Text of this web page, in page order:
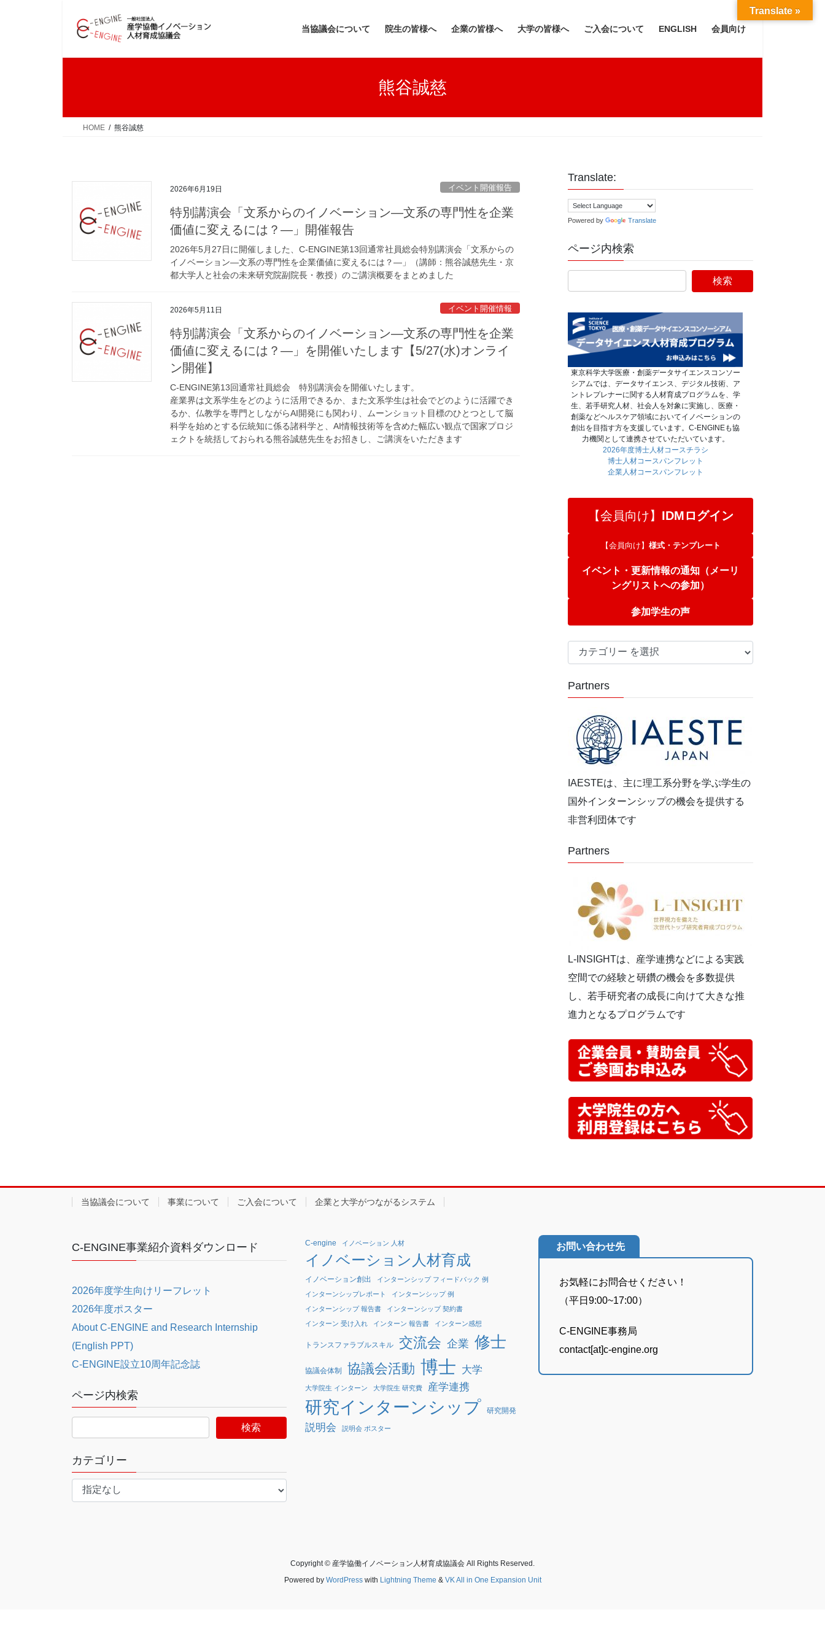
当協議会について 院生の皆様へ 企業の皆様へ 大学の皆様へ ご入会について ENGLISH 会員向け
熊谷誠慈
HOME 熊谷誠慈
2026年6月19日 イベント開催報告
特別講演会「文系からのイノベーション―文系の専門性を企業
価値に変えるには？―」開催報告
2026年5月27日に開催しました、C-ENGINE第13回通常社員総会特別講演会「文系からの
イノベーション―文系の専門性を企業価値に変えるには？―」（講師：熊谷誠慈先生・京
都大学人と社会の未来研究院副院長・教授）のご講演概要をまとめました
2026年5月11日 イベント開催情報
特別講演会「文系からのイノベーション―文系の専門性を企業
価値に変えるには？―」を開催いたします【5/27(水)オンライ
ン開催】
C-ENGINE第13回通常社員総会 特別講演会を開催いたします。
産業界は文系学生をどのように活用できるか、また文系学生は社会でどのように活躍でき
るか、仏教学を専門としながらAI開発にも関わり、ムーンショット目標のひとつとして脳
科学を始めとする伝統知に係る諸科学と、AI情報技術等を含めた幅広い観点で国家プロジ
ェクトを統括しておられる熊谷誠慈先生をお招きし、ご講演をいただきます
Translate:
Powered by Translate
ページ内検索
東京科学大学医療・創薬データサイエンスコンソー
シアムでは、データサイエンス、デジタル技術、ア
ントレプレナーに関する人材育成プログラムを、学
生、若手研究人材、社会人を対象に実施し、医療・
創薬などヘルスケア領域においてイノベーションの
創出を目指す方を支援しています。C-ENGINEも協
力機関として連携させていただいています。
2026年度博士人材コースチラシ
博士人材コースパンフレット
企業人材コースパンフレット
【会員向け】 IDMログイン
【会員向け】 様式・テンプレート
イベント・更新情報の通知（メーリ
ングリストへの参加）
参加学生の声
テ
リ
Partners
IAESTEは、主に理工系分野を学ぶ学生の
国外インターンシップの機会を提供する
非営利団体です
Partners
L-INSIGHTは、産学連携などによる実践
空間での経験と研鑽の機会を多数提供
し、若手研究者の成長に向けて大きな推
進力となるプログラムです
当協議会について 事業について ご入会について 企業と大学がつながるシステム
C-ENGINE事業紹介資料ダウンロード
2026年度学生向けリーフレット
2026年度ポスター
About C-ENGINE and Research Internship
(English PPT)
C-ENGINE設立10周年記念誌
ページ内検索
カテゴリー
C-engine イノベーション 人材
イノベーション人材育成
イノベーション創出
インターンシップ フィードバック 例
インターンシップレポート
インターンシップ 例
インターンシップ 報告書
インターンシップ 契約書
インターン 受け入れ
インターン 報告書 インターン感想
トランスファラブルスキル 交流会 企業 修士
協議会体制 協議会活動 博士 大学
大学院生 インターン 大学院生 研究費 産学連携
研究インターンシップ 研究開発
説明会 説明会 ポスター
お問い合わせ先
お気軽にお問合せください！
（平日9:00~17:00）
C-ENGINE事務局
contact[at]c-engine.org
Copyright © 産学協働イノベーション人材育成協議会 All Rights Reserved.
Powered by WordPresswith Lightning Theme & VK All in One Expansion Unit
Translate »